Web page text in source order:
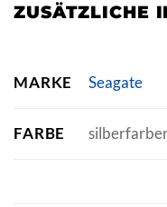
ZUSÄTZLICHE
MARKE Seagate
FARBE